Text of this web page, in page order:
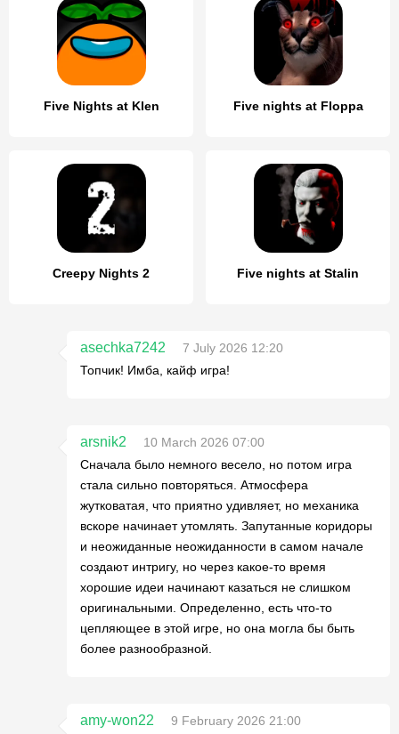
Five Nights at Klen Five nights at Floppa
Creepy Nights 2 Five nights at Stalin
asechka7242
7 July 2026 12:20
Топчик! Имба, кайф игра!
arsnik2
10 March 2026 07:00
Сначала было немного весело, но потом игра
стала сильно повторяться. Атмосфера
жутковатая, что приятно удивляет, но механика
вскоре начинает утомлять. Запутанные коридоры
и неожиданные неожиданности в самом начале
создают интригу, но через какое-то время
хорошие идеи начинают казаться не слишком
оригинальными. Определенно, есть что-то
цепляющее в этой игре, но она могла бы быть
более разнообразной.
amy-won22
9 February 2026 21:00